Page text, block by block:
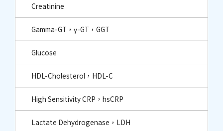
Creatinine
Gamma-GT，γ-GT，GGT
Glucose
HDL-Cholesterol，HDL-C
High Sensitivity CRP，hsCRP
Lactate Dehydrogenase，LDH